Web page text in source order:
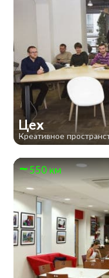
Цех
Креативное
550 км